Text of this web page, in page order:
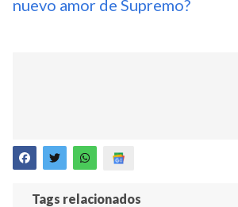
nuevo amor de Supremo?
Tags relacionados